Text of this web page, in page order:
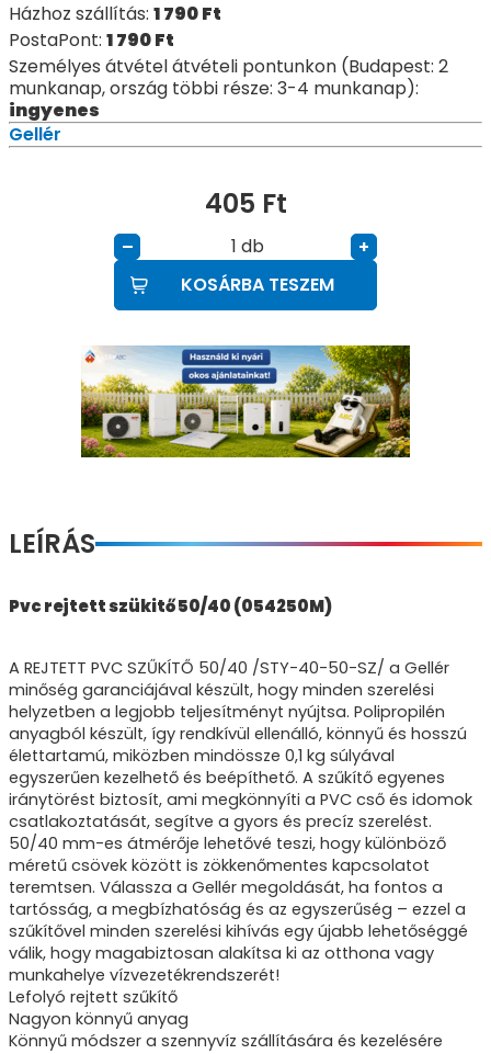
Házhoz szállítás: 1 790Ft
PostaPont: 1 790Ft
Személyes átvétel átvételi pontunkon (Budapest: 2
munkanap, ország többi része: 3-4 munkanap):
ingyenes
Gellér
405 Ft
– db
+
KOSÁRBA TESZEM
LEÍRÁS
Pvc rejtett szükitő 50/40 (054250M)
A REJTETT PVC SZŰKÍTŐ 50/40 /STY-40-50-SZ/ a Gellér
minőség garanciájával készült, hogy minden szerelési
helyzetben a legjobb teljesítményt nyújtsa. Polipropilén
anyagból készült, így rendkívül ellenálló, könnyű és hosszú
élettartamú, miközben mindössze 0,1 kg súlyával
egyszerűen kezelhető és beépíthető. A szűkítő egyenes
iránytörést biztosít, ami megkönnyíti a PVC cső és idomok
csatlakoztatását, segítve a gyors és precíz szerelést.
50/40 mm-es átmérője lehetővé teszi, hogy különböző
méretű csövek között is zökkenőmentes kapcsolatot
teremtsen. Válassza a Gellér megoldását, ha fontos a
tartósság, a megbízhatóság és az egyszerűség – ezzel a
szűkítővel minden szerelési kihívás egy újabb lehetőséggé
válik, hogy magabiztosan alakítsa ki az otthona vagy
munkahelye vízvezetékrendszerét!
Lefolyó rejtett szűkítő
Nagyon könnyű anyag
Könnyű módszer a szennyvíz szállítására és kezelésére